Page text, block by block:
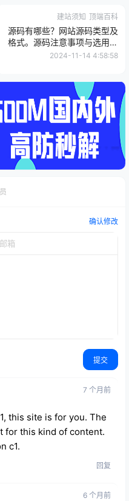
建站须知 顶端百科
源码有哪些？网站源码类型及
格式。源码注意事项与选用要
求。
2024-11-14 4:58:58
确认修改
提交
7 个月前
this site is for you. The
for this kind of content.
c1.
回复
6 个月前